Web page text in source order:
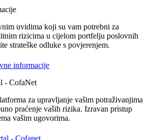
uvidima koji su vam potrebni za
rizicima u cijelom portfelju poslovnih
strateške odluke s povjerenjem.
informacije
- CofaNet
za upravljanje vašim potraživanjima
praćenje vaših rizika. Izravan pristup
vašim ugovorima.
- Cofanet